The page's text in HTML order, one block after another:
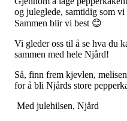
og juleglede, samtidig som
Sammen blir vi best 😊
Vi gleder oss til å se hva du
sammen med hele Njård!
Så, finn frem kjevlen,
for å bli Njårds store
Med julehilsen, Njård